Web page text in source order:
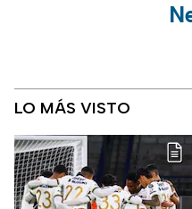
LO MÁS VISTO